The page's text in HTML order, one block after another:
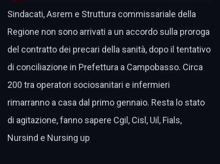
Sindacati, Asrem e Struttura commissariale della
Regione non sono arrivati a un accordo sulla proroga
del contratto dei precari della sanità, dopo il tentativo
di conciliazione in Prefettura a Campobasso. Circa
200 tra operatori sociosanitari e infermieri
rimarranno a casa dal primo gennaio. Resta lo stato
di agitazione, fanno sapere Cgil, Cisl, Uil, Fials,
Nursind e Nursing up